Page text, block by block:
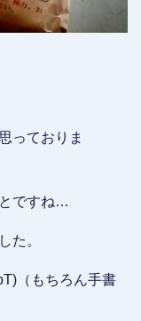
っておりま
ですね…
た。
（もちろん手書